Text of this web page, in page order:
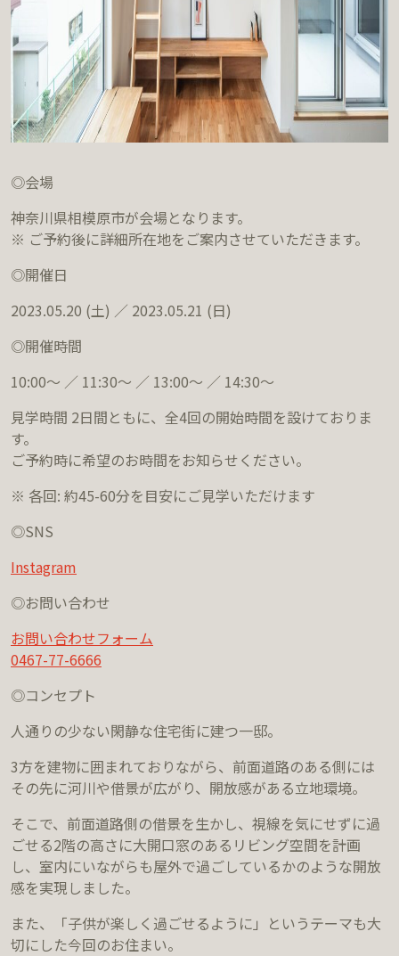
◎会場
神奈川県相模原市が会場となります。
※ ご予約後に詳細所在地をご案内させていただきます。
◎開催日
2023.05.20 (土) ／ 2023.05.21 (日)
◎開催時間
10:00～ ／ 11:30～ ／ 13:00～ ／ 14:30～
見学時間 2日間ともに、全4回の開始時間を設けておりま
す。
ご予約時に希望のお時間をお知らせください。
※ 各回: 約45-60分を目安にご見学いただけます
◎SNS
Instagram
◎お問い合わせ
お問い合わせフォーム
0467-77-6666
◎コンセプト
人通りの少ない閑静な住宅街に建つ一邸。
3方を建物に囲まれておりながら、前面道路のある側には
その先に河川や借景が広がり、開放感がある立地環境。
そこで、前面道路側の借景を生かし、視線を気にせずに過
ごせる2階の高さに大開口窓のあるリビング空間を計画
し、室内にいながらも屋外で過ごしているかのような開放
感を実現しました。
また、「子供が楽しく過ごせるように」というテーマも大
切にした今回のお住まい。